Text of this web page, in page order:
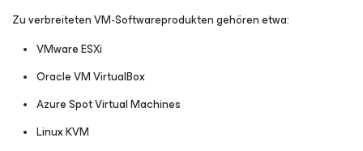
Zu verbreiteten VM-Softwareprodukten gehören etwa:
VMware ESXi
Oracle VM VirtualBox
Azure Spot Virtual Machines
Linux KVM